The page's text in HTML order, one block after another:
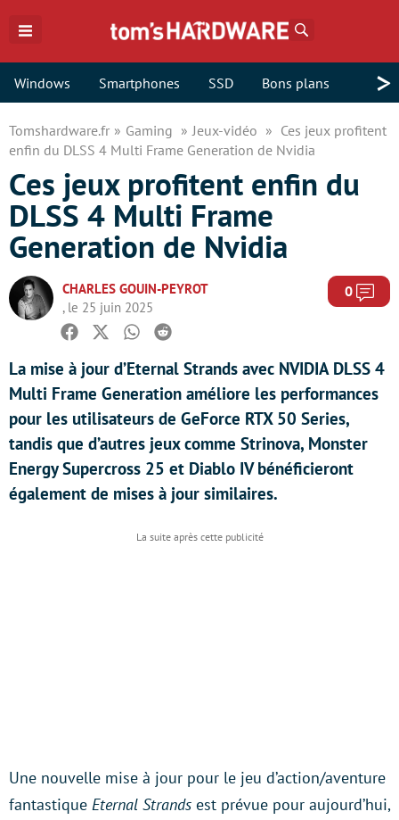
Windows Smartphones SSD Bons plans >
Tomshardware.fr Gaming Jeux-vidéo
Ces jeux profitent
enfin du DLSS 4 Multi Frame Generation de Nvidia
Ces jeux profitent enfin du
DLSS 4 Multi Frame
Generation de Nvidia
CHARLES GOUIN-PEYROT
, le 25 juin 2025
0
Facebook
TwitterWhatsapp
Reddit
La mise à jour d’Eternal Strands avec NVIDIA DLSS 4
Multi Frame Generation améliore les performances
pour les utilisateurs de GeForce RTX 50 Series,
tandis que d’autres jeux comme Strinova, Monster
Energy Supercross 25 et Diablo IV bénéficieront
également de mises à jour similaires.
Une nouvelle mise à jour pour le jeu d’action/aventure
fantastique Eternal Strands est prévue pour aujourd’hui,